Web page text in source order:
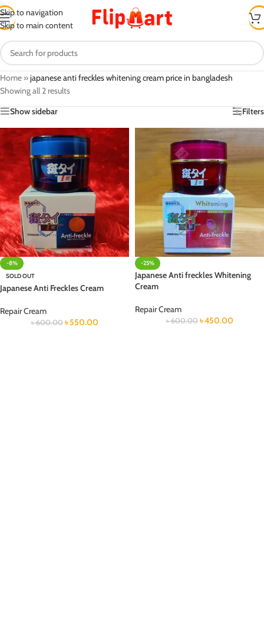
Skip to navigation
Skip to main content
Home »japanese anti freckles whitening cream price in bangladesh
Showing all 2 results
Show sidebar
Filters
-8%
SOLD OUT
Japanese Anti Freckles Cream
Repair Cream
৳600.00 ৳550.00
-25%
Japanese Anti freckles Whitening
Cream
Repair Cream
৳600.00 ৳450.00